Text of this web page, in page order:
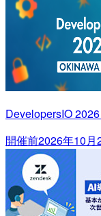
DevelopersIO
開催前2026年10月